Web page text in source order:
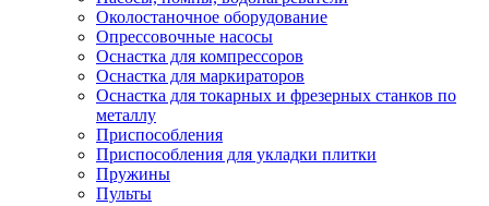
Околостаночное оборудование
Опрессовочные насосы
Оснастка для компрессоров
Оснастка для маркираторов
Оснастка для токарных и фрезерных станков по
металлу
Приспособления
Приспособления для укладки плитки
Пружины
Пульты